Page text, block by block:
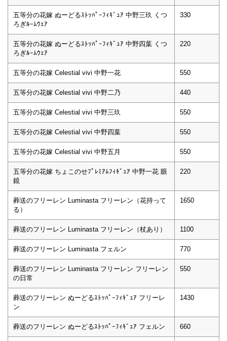
五等分の花嫁 ぬーどるｽﾄｯﾊﾟｰﾌｨｷﾞｭｱ 中野三玖 くつ
ろぎﾙｰﾑｳｪｱ
330
五等分の花嫁 ぬーどるｽﾄｯﾊﾟｰﾌｨｷﾞｭｱ 中野四葉 くつ
ろぎﾙｰﾑｳｪｱ
220
五等分の花嫁 Celestial vivi 中野一花 550
五等分の花嫁 Celestial vivi 中野二乃 440
五等分の花嫁 Celestial vivi 中野三玖 550
五等分の花嫁 Celestial vivi 中野四葉 550
五等分の花嫁 Celestial vivi 中野五月 550
五等分の花嫁 ちょこのせﾌﾟﾚﾐｱﾑﾌｨｷﾞｭｱ 中野一花 眼
鏡
220
葬送のフリーレン Luminasta フリーレン（花持って
る）
1650
葬送のフリーレン Luminasta フリーレン（杖あり） 1100
葬送のフリーレン Luminasta フェルン 770
葬送のフリーレン Luminasta フリーレン フリーレン
の日常
550
葬送のフリーレン ぬーどるｽﾄｯﾊﾟｰﾌｨｷﾞｭｱ フリーレ
ン
1430
葬送のフリーレン ぬーどるｽﾄｯﾊﾟｰﾌｨｷﾞｭｱ フェルン 660